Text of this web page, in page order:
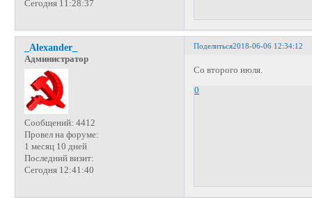
Сегодня 11:28:37
Поделиться2018-06-06 12:34:12
_Alexander_
Администратор
Сообщений: 4412
Провел на форуме:
1 месяц 10 дней
Последний визит:
Сегодня 12:41:40
Со второго июля.
0